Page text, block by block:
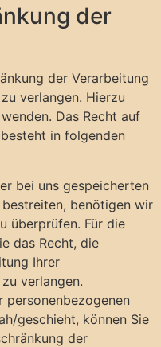
der
der Verarbeitung
verlangen. Hierzu
Das Recht auf
in folgenden
bei uns gespeicherten
benötigen wir
überprüfen. Für die
das Recht, die
Ihrer
verlangen.
personenbezogenen
geschieht, können Sie
der